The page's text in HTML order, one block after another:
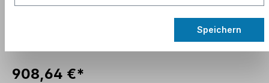
908,64 €*
Speichern